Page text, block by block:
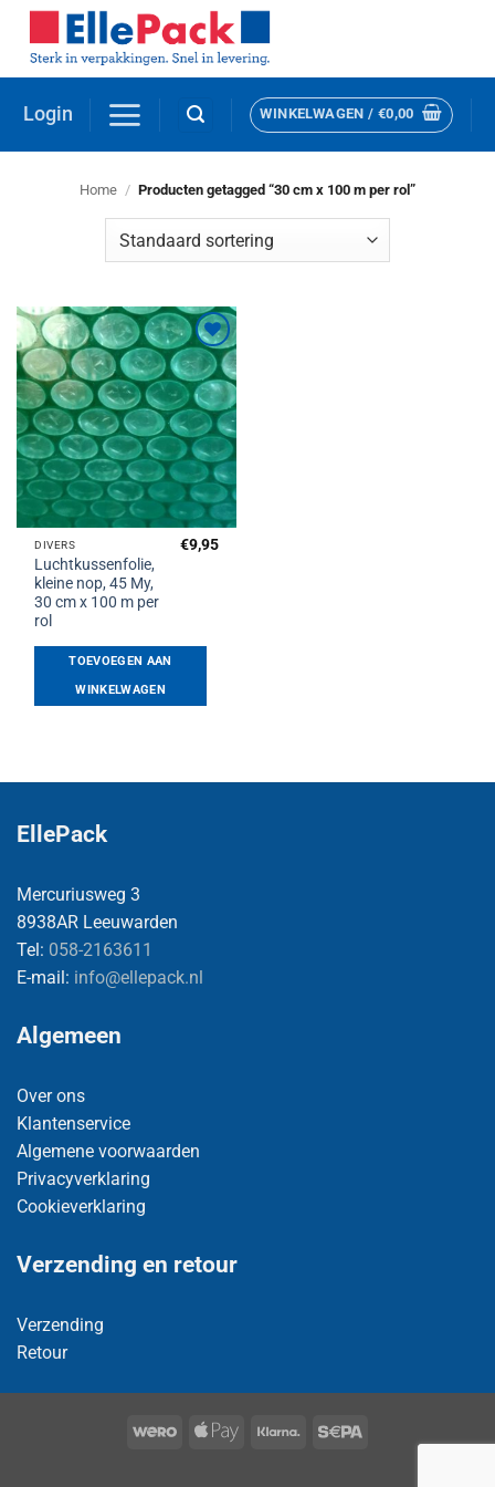
naar
inhoud
Login WINKELWAGEN / €0,00
Home / Producten getagged “30 cm x 100 m per rol”
Toevoegen
aan
verlanglijst
DIVERS
Luchtkussenfolie,
kleine nop, 45 My,
30 cm x 100 m per
rol
€9,95
TOEVOEGEN AAN
WINKELWAGEN
EllePack
Mercuriusweg 3
8938AR Leeuwarden
Tel: 058-2163611
E-mail: info@ellepack.nl
Algemeen
Over ons
Klantenservice
Algemene voorwaarden
Privacyverklaring
Cookieverklaring
Verzending en retour
Verzending
Retour
Wero
Apple
Klarna